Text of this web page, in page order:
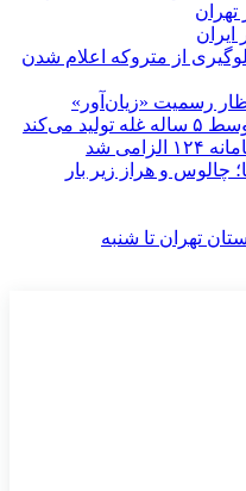
تهران
ایران
از متروکه اعلام شدن
رسمیت «زیان‌آور»
می‌کند
شد
چالوس و هراز زیر بار
تهران تا شنبه